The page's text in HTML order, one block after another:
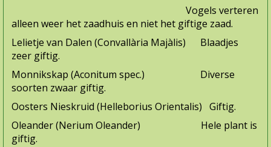
Vogels verteren
alleen weer het zaadhuis en niet het giftige zaad.
Lelietje van Dalen (Convallària Majàlis) Blaadjes
zeer giftig.
Monnikskap (Aconitum spec.) Diverse
soorten zwaar giftig.
Oosters Nieskruid (Helleborius Orientalis) Giftig.
Oleander (Nerium Oleander) Hele plant is
giftig.